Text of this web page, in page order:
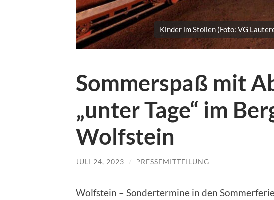
Kinder im Stollen (Foto: VG
Sommerspaß mit
„unter Tage“ im
Wolfstein
JULI 24, 2023 / PRESSEMITTEILUNG
Wolfstein – Sondertermine in den